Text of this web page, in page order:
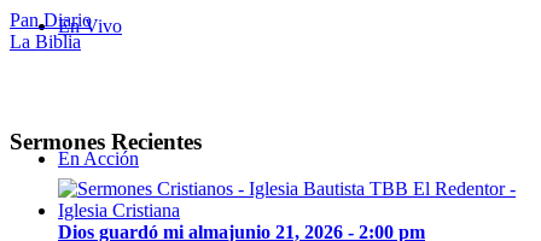
En Vivo
En Acción
Pan Diario
La Biblia
Sermones Recientes
Dios guardó mi almajunio 21, 2026 - 2:00 pm